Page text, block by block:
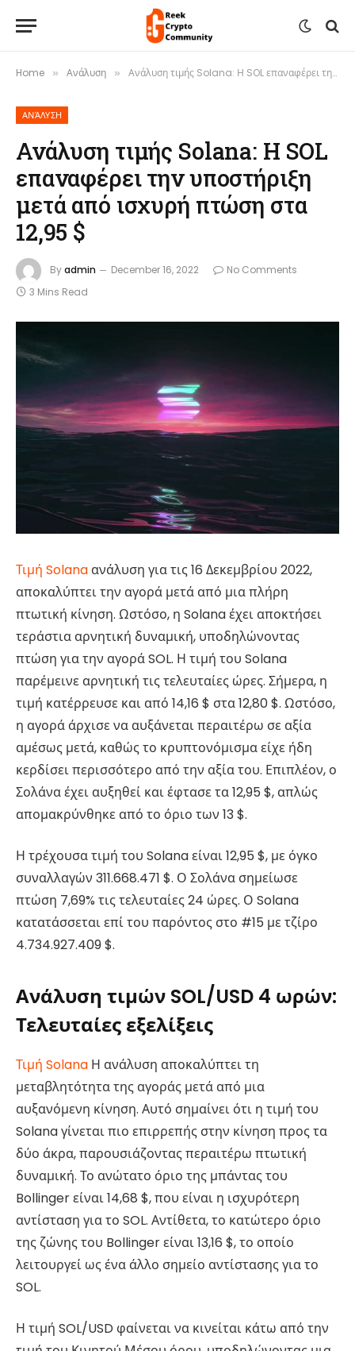
Home » Ανάλυση » Ανάλυση τιμής Solana: Η SOL επαναφέρει την υποστήριξη μετά από ισχυρή πτώση στα 12,95 $
ΑΝΆΛΥΣΗ
Ανάλυση τιμής Solana: Η SOL
επαναφέρει την υποστήριξη
μετά από ισχυρή πτώση στα
12,95 $
Byadmin December 16, 2022
No Comments
3 Mins Read
Τιμή Solana ανάλυση για τις 16 Δεκεμβρίου 2022,
αποκαλύπτει την αγορά μετά από μια πλήρη
πτωτική κίνηση. Ωστόσο, η Solana έχει αποκτήσει
τεράστια αρνητική δυναμική, υποδηλώνοντας
πτώση για την αγορά SOL. Η τιμή του Solana
παρέμεινε αρνητική τις τελευταίες ώρες. Σήμερα, η
τιμή κατέρρευσε και από 14,16 $ στα 12,80 $. Ωστόσο,
η αγορά άρχισε να αυξάνεται περαιτέρω σε αξία
αμέσως μετά, καθώς το κρυπτονόμισμα είχε ήδη
κερδίσει περισσότερο από την αξία του. Επιπλέον, ο
Σολάνα έχει αυξηθεί και έφτασε τα 12,95 $, απλώς
απομακρύνθηκε από το όριο των 13 $.
Η τρέχουσα τιμή του Solana είναι 12,95 $, με όγκο
συναλλαγών 311.668.471 $. Ο Σολάνα σημείωσε
πτώση 7,69% τις τελευταίες 24 ώρες. Ο Solana
κατατάσσεται επί του παρόντος στο #15 με τζίρο
4.734.927.409 $.
Ανάλυση τιμών SOL/USD 4 ωρών:
Τελευταίες εξελίξεις
Τιμή Solana Η ανάλυση αποκαλύπτει τη
μεταβλητότητα της αγοράς μετά από μια
αυξανόμενη κίνηση. Αυτό σημαίνει ότι η τιμή του
Solana γίνεται πιο επιρρεπής στην κίνηση προς τα
δύο άκρα, παρουσιάζοντας περαιτέρω πτωτική
δυναμική. Το ανώτατο όριο της μπάντας του
Bollinger είναι 14,68 $, που είναι η ισχυρότερη
αντίσταση για το SOL. Αντίθετα, το κατώτερο όριο
της ζώνης του Bollinger είναι 13,16 $, το οποίο
λειτουργεί ως ένα άλλο σημείο αντίστασης για το
SOL.
Η τιμή SOL/USD φαίνεται να κινείται κάτω από την